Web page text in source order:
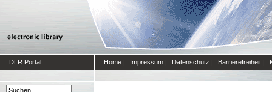
DLR Portal Home | Impressum | Datenschutz | Barrierefreiheit |